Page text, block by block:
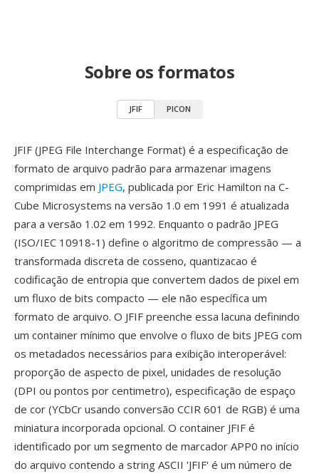
Sobre os formatos
JFIF PICON
JFIF (JPEG File Interchange Format) é a especificação de
formato de arquivo padrão para armazenar imagens
comprimidas em JPEG, publicada por Eric Hamilton na C-
Cube Microsystems na versão 1.0 em 1991 é atualizada
para a versão 1.02 em 1992. Enquanto o padrão JPEG
(ISO/IEC 10918-1) define o algoritmo de compressão — a
transformada discreta de cosseno, quantizacao é
codificação de entropia que convertem dados de pixel em
um fluxo de bits compacto — ele não específica um
formato de arquivo. O JFIF preenche essa lacuna definindo
um container mínimo que envolve o fluxo de bits JPEG com
os metadados necessários para exibição interoperável:
proporção de aspecto de pixel, unidades de resolução
(DPI ou pontos por centimetro), especificação de espaço
de cor (YCbCr usando conversão CCIR 601 de RGB) é uma
miniatura incorporada opcional. O container JFIF é
identificado por um segmento de marcador APP0 no início
do arquivo contendo a string ASCII 'JFIF' é um número de